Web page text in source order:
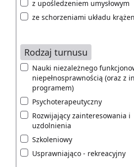
z upośledzeniem umysłowym
ze schorzeniami układu
Rodzaj turnusu
Nauki niezależnego
niepełnosprawnością (oraz z
programem)
Psychoterapeutyczny
Rozwijający zainteresowania i
uzdolnienia
Szkoleniowy
Usprawniająco - rekreacyjny